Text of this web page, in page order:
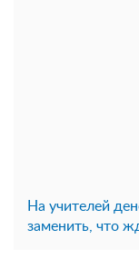
На учителей
заменить, что